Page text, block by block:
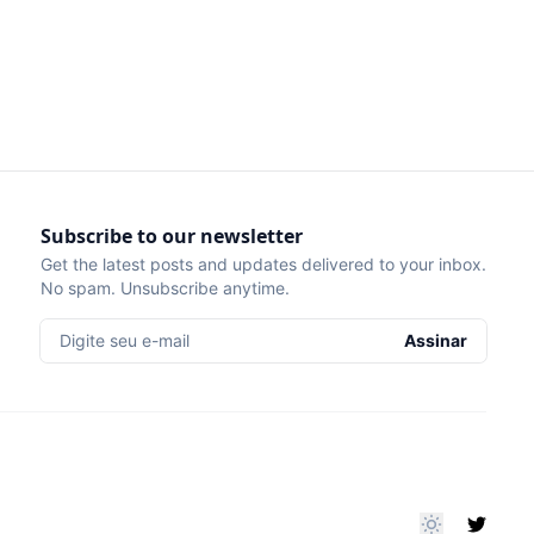
Subscribe to our newsletter
Get the latest posts and updates delivered to your inbox.
No spam. Unsubscribe anytime.
Digite seu e-mail Assinar